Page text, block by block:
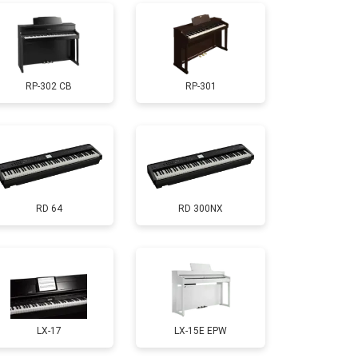
1800 ₽ Заказать
1200 ₽ Заказать
1500 ₽ Заказать
Заказать
1800 ₽
RP-302 CB RP-301
RD 64 RD 300NX
LX-17 LX-15E EPW